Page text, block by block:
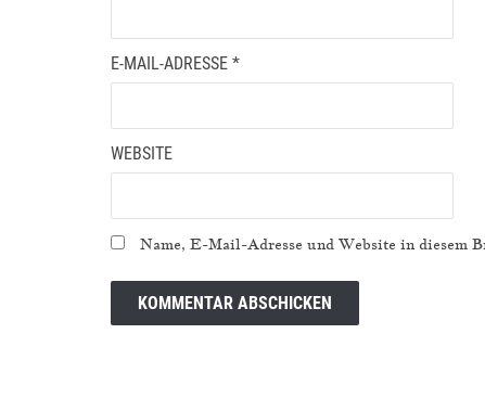
E-MAIL-ADRESSE *
WEBSITE
Name, E-Mail-Adresse und Website in diesem